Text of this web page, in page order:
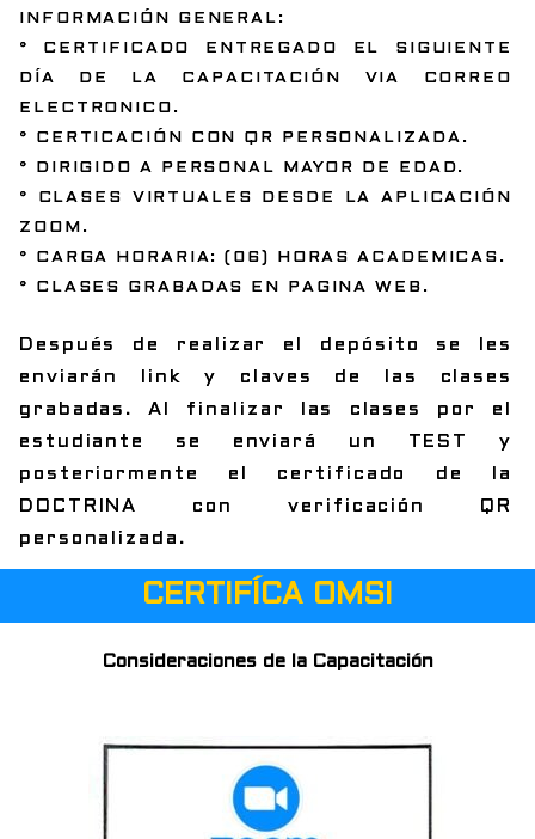
INFORMACIÓN GENERAL:
° CERTIFICADO ENTREGADO EL SIGUIENTE
DÍA DE LA CAPACITACIÓN VIA CORREO
ELECTRONICO.
° CERTICACIÓN CON QR PERSONALIZADA.
° DIRIGIDO A PERSONAL MAYOR DE EDAD.
° CLASES VIRTUALES DESDE LA APLICACIÓN
ZOOM.
° CARGA HORARIA: (06) HORAS ACADEMICAS.
° CLASES GRABADAS EN PAGINA WEB.
Después de realizar el depósito se les
enviarán link y claves de las clases
grabadas. Al finalizar las clases por el
estudiante se enviará un TEST y
posteriormente el certificado de la
DOCTRINA con verificación QR
personalizada.
CERTIFÍCA OMSI
Consideraciones de la Capacitación